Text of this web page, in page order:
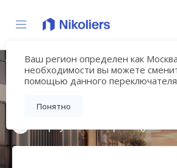
Ваш регион определен как
необходимости вы можете
помощью данного
Понятно
«ВЕЕР»